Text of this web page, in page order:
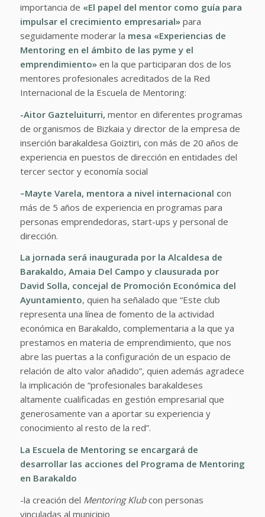
importancia de «El papel del mentor como guía para
impulsar el crecimiento empresarial» para
seguidamente moderar la mesa «Experiencias de
Mentoring en el ámbito de las pyme y el
emprendimiento»en la que participaran dos de los
mentores profesionales acreditados de la Red
Internacional de la Escuela de Mentoring:
-Aitor Gazteluiturri, mentor en diferentes programas
de organismos de Bizkaia y director de la empresa de
inserción barakaldesa Goiztiri, con más de 20 años de
experiencia en puestos de dirección en entidades del
tercer sector y economía social
–Mayte Varela, mentora a nivel internacional con
más de 5 años de experiencia en programas para
personas emprendedoras, start-ups y personal de
dirección.
La jornada será inaugurada por la Alcaldesa de
Barakaldo, Amaia Del Campo y clausurada por
David Solla, concejal de Promoción Económica del
Ayuntamiento, quien ha señalado que “Este club
representa una línea de fomento de la actividad
económica en Barakaldo, complementaria a la que ya
prestamos en materia de emprendimiento, que nos
abre las puertas a la configuración de un espacio de
relación de alto valor añadido”, quien además agradece
la implicación de “profesionales barakaldeses
altamente cualificadas en gestión empresarial que
generosamente van a aportar su experiencia y
conocimiento al resto de la red”.
La Escuela de Mentoring se encargará de
desarrollar las acciones del Programa de Mentoring
en Barakaldo
-la creación del Mentoring Klubcon personas
vinculadas al municipio